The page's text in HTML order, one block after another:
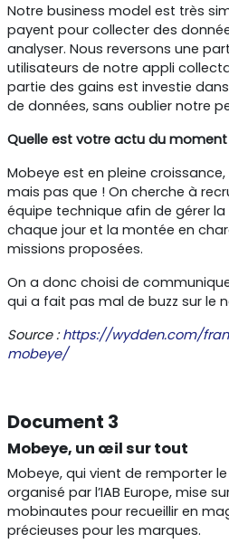
Notre business model est très
payent pour collecter des
analyser. Nous reversons une
utilisateurs de notre appli
partie des gains est investie
de données, sans oublier notre
Quelle est votre actu du moment
Mobeye est en pleine croissance,
mais pas que ! On cherche à
équipe technique afin de gérer
chaque jour et la montée en
missions proposées.
On a donc choisi de
qui a fait pas mal de buzz sur le
Source :https://wydden.com/
mobeye/
Document 3
Mobeye, un œil sur tout
Mobeye, qui vient de remporter
organisé par l’IAB Europe, mise
mobinautes pour recueillir en
précieuses pour les marques.